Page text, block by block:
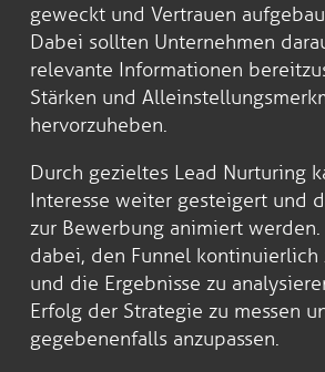
geweckt und Vertrauen
Dabei sollten Unternehmen
relevante Informationen
Stärken und
hervorzuheben.
Durch gezieltes Lead Nurturing
Interesse weiter gesteigert und
zur Bewerbung animiert
dabei, den Funnel
und die Ergebnisse zu
Erfolg der Strategie zu messen
gegebenenfalls anzupassen.